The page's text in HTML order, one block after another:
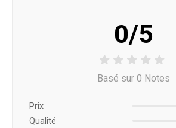
0/5
Basé sur 0 Notes
Prix ​​
Qualité